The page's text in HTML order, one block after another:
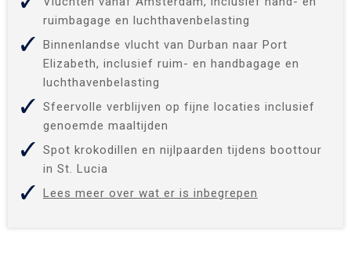
ruimbagage en luchthavenbelasting
Binnenlandse vlucht van Durban naar Port
Elizabeth, inclusief ruim- en handbagage en
luchthavenbelasting
Sfeervolle verblijven op fijne locaties inclusief
genoemde maaltijden
Spot krokodillen en nijlpaarden tijdens boottour
in St. Lucia
Lees meer over wat er is inbegrepen